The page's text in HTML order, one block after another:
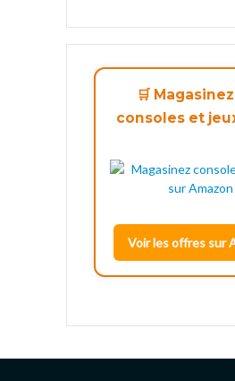
🛒
consoles et
Voir les offres sur